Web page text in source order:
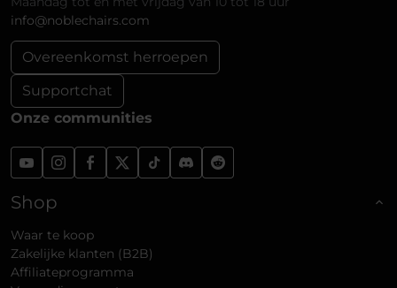
info@noblechairs.com
Overeenkomst herroepen
Supportchat
Onze communities
Shop
Waar te koop
Zakelijke klanten (B2B)
Affiliateprogramma